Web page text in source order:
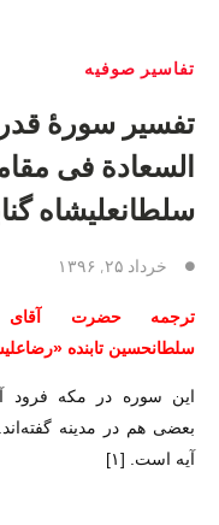
تفاسیر صوفیه
تفسیر سورهٔ
السعادة فی
سلطانعلیشاه
خرداد ۲۵, ۱۳۹۶
ترجمه حضرت
سلطانحسین تابنده
این سوره در مکه فرود
بعضی هم در مدینه
آیه است. [۱]